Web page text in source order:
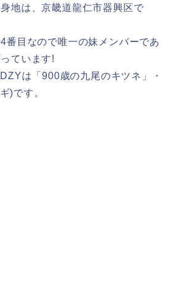
地は、京畿道龍仁市器興区で
番目なので唯一の妹メンバーであ
ています!
は「900歳の九尾のキツネ」・
)です。